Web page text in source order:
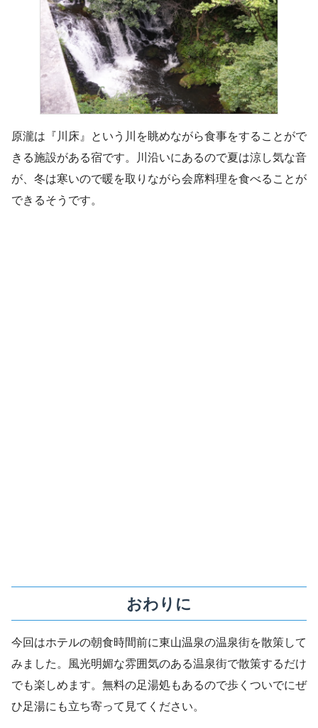
原瀧は『川床』という川を眺めながら食事をすることがで
きる施設がある宿です。川沿いにあるので夏は涼し気な音
が、冬は寒いので暖を取りながら会席料理を食べることが
できるそうです。
おわりに
今回はホテルの朝食時間前に東山温泉の温泉街を散策して
みました。風光明媚な雰囲気のある温泉街で散策するだけ
でも楽しめます。無料の足湯処もあるので歩くついでにぜ
ひ足湯にも立ち寄って見てください。